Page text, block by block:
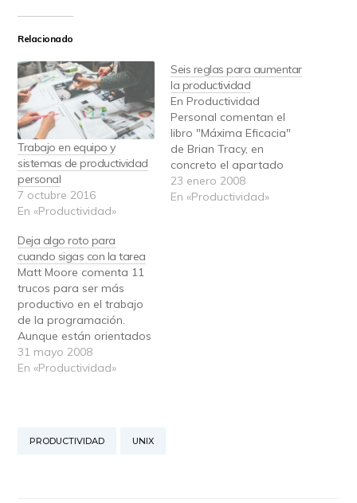
Relacionado
Trabajo en equipo y
sistemas de productividad
personal
7 octubre 2016
En «Productividad»
Seis reglas para aumentar
la productividad
En Productividad
Personal comentan el
libro "Máxima Eficacia"
de Brian Tracy, en
concreto el apartado
"seis pasos para duplicar
los ingresos y el tiempo
23 enero 2008
En «Productividad»
Deja algo roto para
cuando sigas con la tarea
Matt Moore comenta 11
trucos para ser más
productivo en el trabajo
de la programación.
Aunque están orientados
a los 'informáticos', no
hay ninguna razón por la
inconscientemente
31 mayo 2008
En «Productividad»
PRODUCTIVIDAD UNIX